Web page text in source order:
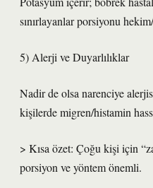
sınırlayanlar porsiyonu
5) Alerji ve Duyarlılıklar
Nadir de olsa narenciye
kişilerde migren/histamin
> Kısa özet: Çoğu kişi için
porsiyon ve yöntem önemli.